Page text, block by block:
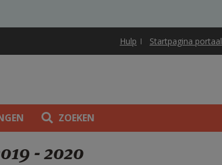
Hulp Startpagina portaal
ZOEKEN
- 2020